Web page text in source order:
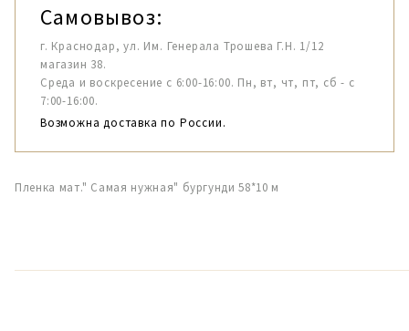
Самовывоз:
г. Краснодар, ул. Им. Генерала Трошева Г.Н. 1/12
магазин 38.
Среда и воскресение с 6:00-16:00. Пн, вт, чт, пт, сб - с
7:00-16:00.
Возможна доставка по России.
Пленка мат." Самая нужная" бургунди 58*10 м